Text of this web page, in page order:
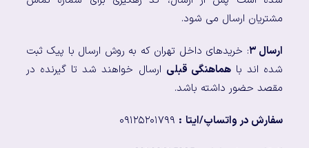
مشتریان ارسال می شود.
ارسال ۳
: خریدهای داخل تهران که به روش ارسال با پیک ثبت
شده اند باهماهنگی قبلی ارسال خواهند شد تا گیرنده در
مقصد حضور داشته باشد.
سفارش در واتساپ/ایتا :